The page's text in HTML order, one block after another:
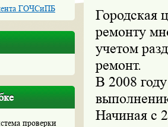
ГОЧСиПБ
проверки
Городская
ремонту
учетом
ремонт.
В 2008
Начиная с